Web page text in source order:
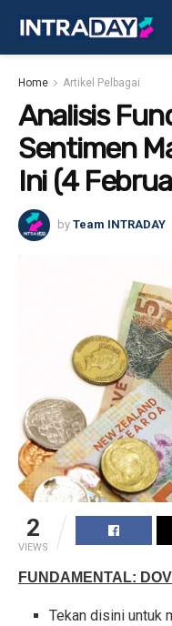
Home Artikel Pelbagai
Analisis
Sentimen
Ini (4
by Team INTRADAY
2
VIEWS
FUNDAMENTAL:
Tekan disini untuk